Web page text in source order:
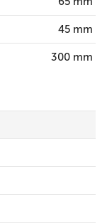
45 mm
300 mm